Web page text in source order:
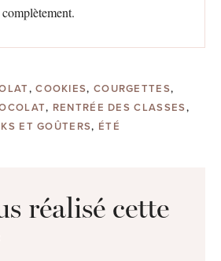
,COOKIES, COURGETTES,
, RENTRÉE DES CLASSES,
ET GOÛTERS, ÉTÉ
réalisé cette